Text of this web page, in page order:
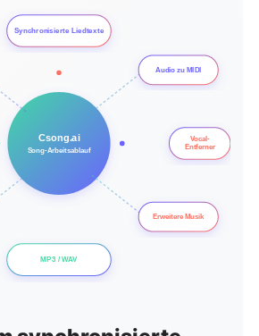
Csong.ai
Song-Arbeitsablauf
Synchronisierte Liedtexte
MP3 / WAV
Vocal-
Entferner
Audio zu MIDI
Erweitere Musik